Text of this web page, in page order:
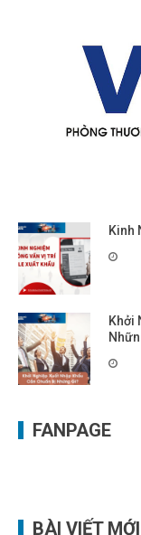
Kinh
Khởi
FANPAGE
BÀI VIẾT